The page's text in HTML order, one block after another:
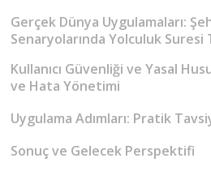
Gerçek Dünya Uygulamaları:
Senaryolarında Yolculuk Suresi
Kullanıcı Güvenliği ve Yasal
ve Hata Yönetimi
Uygulama Adımları: Pratik
Sonuç ve Gelecek Perspektifi